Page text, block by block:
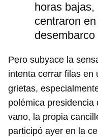
horas
centraron
desembarco
Pero subyace la
intenta cerrar filas en
grietas,
polémica presidencia
vano, la propia
participó ayer en la